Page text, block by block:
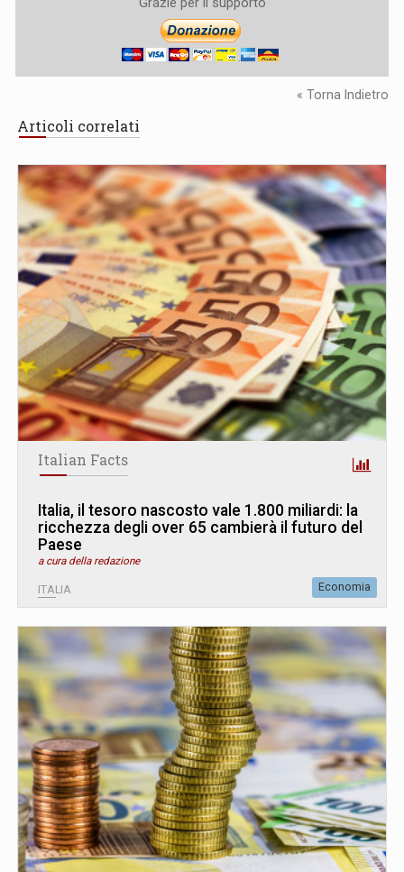
« Torna Indietro
Articoli correlati
Italian Facts
Italia, il tesoro nascosto vale 1.800 miliardi: la
ricchezza degli over 65 cambierà il futuro del
Paese
a cura della redazione
ITALIA Economia